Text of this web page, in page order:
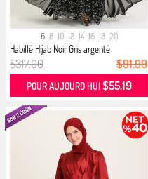
6 8 10 12 14 16 18 20
Habillé Hijab Noir Gris argenté
$317.00 $91.99
POUR AUJOURD HUI $55.19